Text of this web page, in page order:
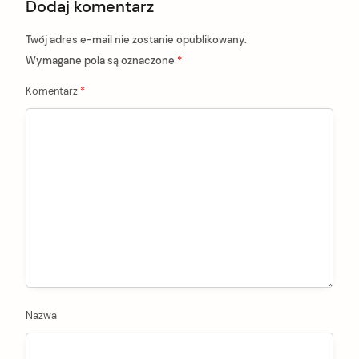
i
o
n
Dodaj komentarz
Twój adres e-mail nie zostanie opublikowany.
Wymagane pola są oznaczone *
Komentarz *
Nazwa